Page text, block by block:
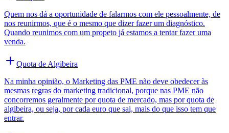
Quem nos dá a oportunidade de falarmos com ele pessoalmente, de
nos reunirmos, que é o mesmo que dizer fazer um diagnóstico.
Quando reunimos com um propeto já estamos a tentar fazer uma
venda.
Quota de Algibeira
Na minha opinião, o Marketing das PME não deve obedecer às
mesmas regras do marketing tradicional, porque nas PME não
concorremos geralmente por quota de mercado, mas por quota de
algibeira, ou seja, por cada euro que sai, mais do que isso tem que
entrar.